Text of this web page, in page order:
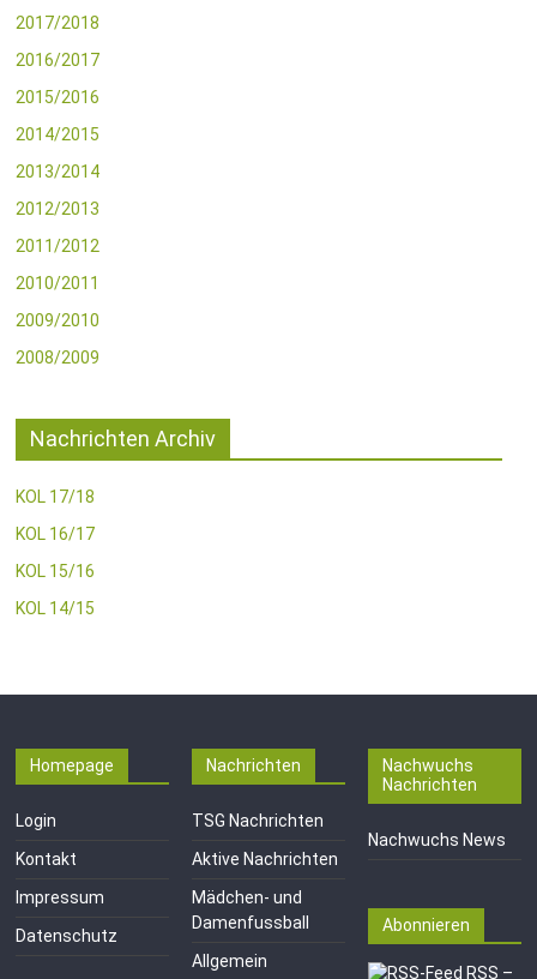
2017/2018
2016/2017
2015/2016
2014/2015
2013/2014
2012/2013
2011/2012
2010/2011
2009/2010
2008/2009
Nachrichten Archiv
KOL 17/18
KOL 16/17
KOL 15/16
KOL 14/15
Homepage
Login
Kontakt
Impressum
Datenschutz
Nachrichten
TSG Nachrichten
Aktive Nachrichten
Mädchen- und
Damenfussball
Allgemein
Nachwuchs
Nachrichten
Nachwuchs News
Abonnieren
RSS –